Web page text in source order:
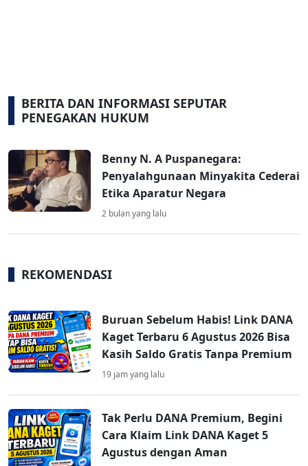
BERITA DAN INFORMASI SEPUTAR
PENEGAKAN HUKUM
Benny N. A Puspanegara:
Penyalahgunaan Minyakita Cederai
Etika Aparatur Negara
2 bulan yang lalu
REKOMENDASI
Buruan Sebelum Habis! Link DANA
Kaget Terbaru 6 Agustus 2026 Bisa
Kasih Saldo Gratis Tanpa Premium
19 jam yang lalu
Tak Perlu DANA Premium, Begini
Cara Klaim Link DANA Kaget 5
Agustus dengan Aman